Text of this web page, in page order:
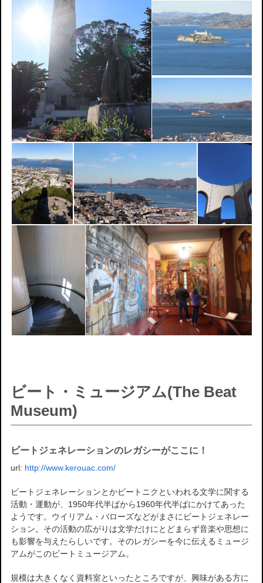
ビート・ミュージアム(The Beat
Museum)
ビートジェネレーションのレガシーがここに！
url: http://www.kerouac.com/
ビートジェネレーションとかビートニクといわれる文学に関する
活動・運動が、1950年代半ばから1960年代半ばにかけてあった
ようです。ウイリアム・バローズなどがまさにビートジェネレー
ション。その活動の広がりは文学だけにとどまらず音楽や思想に
も影響を与えたらしいです。そのレガシーを今に伝えるミュージ
アムがこのビートミュージアム。
規模は大きくなく資料室といったところですが、興味がある方に